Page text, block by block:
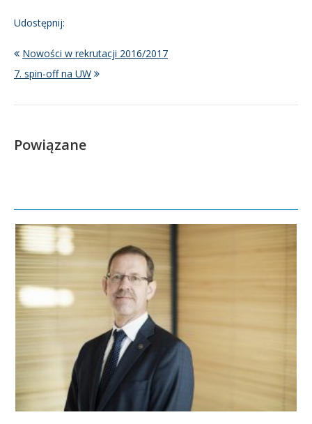
Udostępnij:
Nowości w rekrutacji 2016/2017
7. spin-off na UW
Powiązane